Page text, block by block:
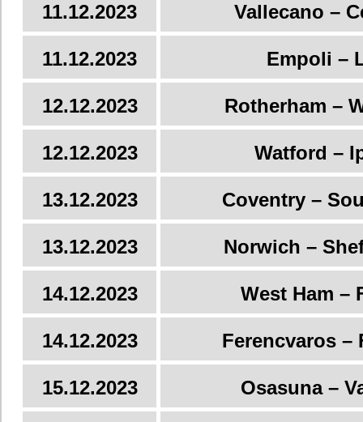
11.12.2023 Vallecano –
11.12.2023 Empoli –
12.12.2023 Rotherham –
12.12.2023 Watford –
13.12.2023 Coventry –
13.12.2023 Norwich –
14.12.2023 West Ham –
14.12.2023 Ferencvaros –
15.12.2023 Osasuna –